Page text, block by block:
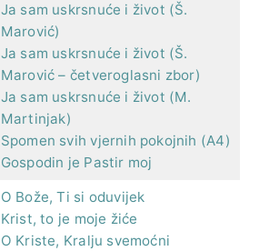
Ja sam uskrsnuće i život (Š.
Marović)
Ja sam uskrsnuće i život (Š.
Marović – četveroglasni zbor)
Ja sam uskrsnuće i život (M.
Martinjak)
Spomen svih vjernih pokojnih (A4)
Gospodin je Pastir moj
O Bože, Ti si oduvijek
Krist, to je moje žiće
O Kriste, Kralju svemoćni